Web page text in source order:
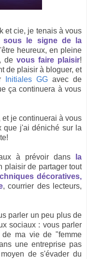
et cie, je tenais à vous
sous le signe de la
heureux, en pleine
devous faire plaisir!
de plaisir à bloguer, et
Initiales GG avec de
ça continuera à vous
et je continuerai à vous
que j'ai déniché sur la
à prévoir dans
la
plaisir de partager tout
décoratives,
, courrier des lecteurs,
parler un peu plus de
sociaux : vous parler
ma vie de "femme
une entreprise pas
de s'évader du